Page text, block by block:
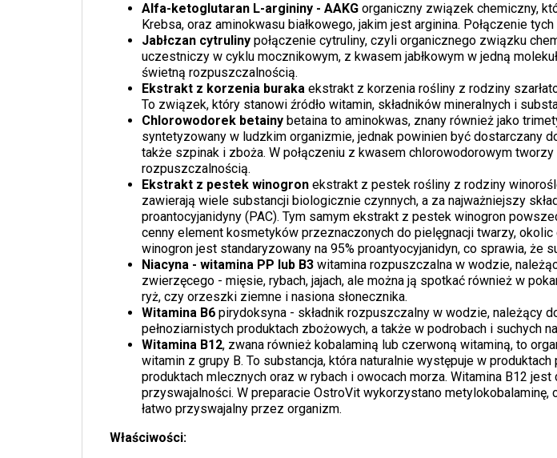
Alfa-ketoglutaran L-argininy - AAKG organiczny związek chemiczny,
Krebsa, oraz aminokwasu białkowego, jakim jest arginina. Połączenie
Jabłczan cytruliny połączenie cytruliny, czyli organicznego związku
uczestniczy w cyklu mocznikowym, z kwasem jabłkowym w jedną
świetną rozpuszczalnością.
Ekstrakt z korzenia buraka ekstrakt z korzenia rośliny z rodziny
To związek, który stanowi źródło witamin, składników mineralnych i
Chlorowodorek betainy betaina to aminokwas, znany również jako
syntetyzowany w ludzkim organizmie, jednak powinien być dostarczany
także szpinak i zboża. W połączeniu z kwasem chlorowodorowym
rozpuszczalnością.
Ekstrakt z pestek winogron ekstrakt z pestek rośliny z rodziny
zawierają wiele substancji biologicznie czynnych, a za najważniejszy
proantocyjanidyny (PAC). Tym samym ekstrakt z pestek winogron
cenny element kosmetyków przeznaczonych do pielęgnacji twarzy,
winogron jest standaryzowany na 95% proantyocyjanidyn, co sprawia,
Niacyna - witamina PP lub B3 witamina rozpuszczalna w wodzie,
zwierzęcego - mięsie, rybach, jajach, ale można ją spotkać również w
ryż, czy orzeszki ziemne i nasiona słonecznika.
Witamina B6 pirydoksyna - składnik rozpuszczalny w wodzie, należący
pełnoziarnistych produktach zbożowych, a także w podrobach i suchych
Witamina B12, zwana również kobalaminą lub czerwoną witaminą, to
witamin z grupy B. To substancja, która naturalnie występuje w
produktach mlecznych oraz w rybach i owocach morza. Witamina B12
przyswajalności. W preparacie OstroVit wykorzystano
łatwo przyswajalny przez organizm.
Właściwości: